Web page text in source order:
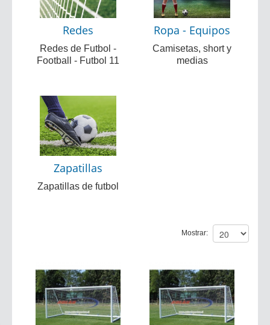
Redes
Redes de Futbol -
Football - Futbol 11
Ropa - Equipos
Camisetas, short y
medias
Zapatillas
Zapatillas de futbol
Mostrar: